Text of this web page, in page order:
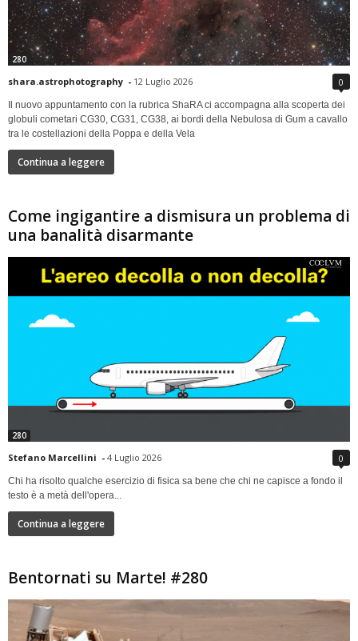
280
shara.astrophotography - 12 Luglio 2026 0
Il nuovo appuntamento con la rubrica ShaRA ci accompagna alla scoperta dei
globuli cometari CG30, CG31, CG38, ai bordi della Nebulosa di Gum a cavallo
tra le costellazioni della Poppa e della Vela
Continua a leggere
Come ingigantire a dismisura un problema di
una banalità disarmante
280
Stefano Marcellini - 4 Luglio 2026 0
Chi ha risolto qualche esercizio di fisica sa bene che chi ne capisce a fondo il
testo è a metà dell'opera...
Continua a leggere
Bentornati su Marte! #280